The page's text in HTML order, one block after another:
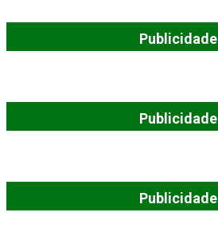
Publicidade
Publicidade
Publicidade